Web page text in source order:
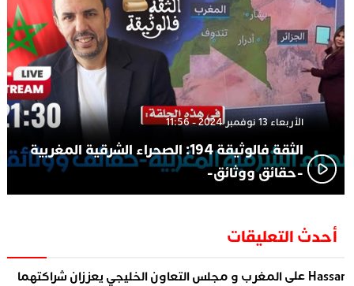
الأربعاء 13 نوفمبر 2024 - 11:56
الثقة فالوثيقة 194: الصحراء الشرقية المغربية
-حقائق ووثائق-
أحدث التعليقات
علىالمغرب و مجلس التعاون الخليجي يعززان شراكتهما